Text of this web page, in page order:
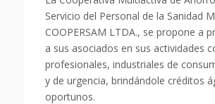
Servicio del Personal de la Sanidad
COOPERSAM LTDA., se propone a
a sus asociados en sus actividades
profesionales, industriales de
y de urgencia, brindándole créditos
oportunos.